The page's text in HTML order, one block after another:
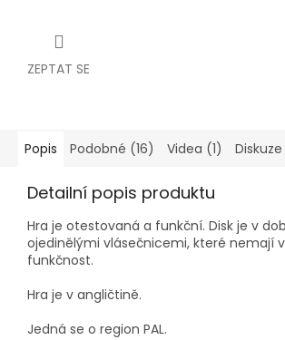
ZEPTAT SE
Popis Podobné (16) Videa (1) Diskuze
Detailní popis produktu
Hra je otestovaná a funkční. Disk je v
ojedinělými vlásečnicemi, které nemají
funkčnost.
Hra je v angličtině.
Jedná se o region PAL.